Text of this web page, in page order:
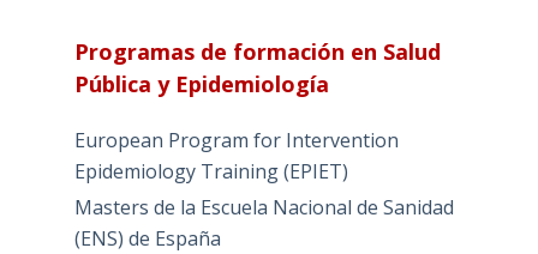
Programas de formación en Salud
Pública y Epidemiología
European Program for Intervention
Epidemiology Training (EPIET)
Masters de la Escuela Nacional de Sanidad
(ENS) de España